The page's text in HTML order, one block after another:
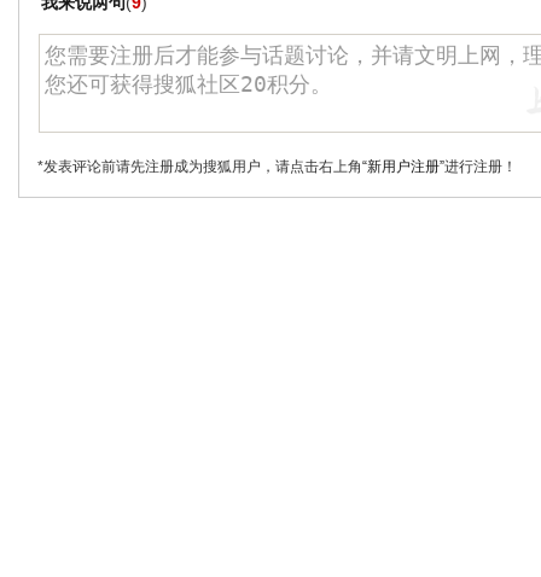
*发表评论前请先注册成为搜狐用户，请点击右上角“新用户注册”进行注册！